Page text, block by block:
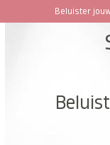
Beluister
Open
Close